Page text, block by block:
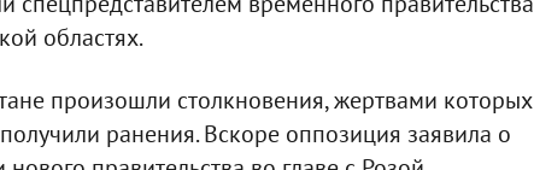
областях.
произошли столкновения, жертвами которых
ранения. Вскоре оппозиция заявила о